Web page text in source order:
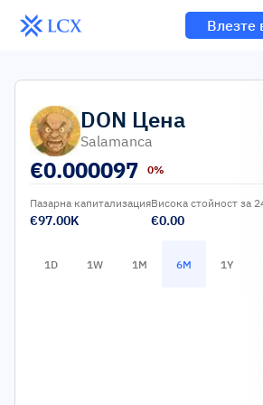
Влезте
DON Цена
Salamanca
€0.000097 0%
Пазарна капитализация
€97.00K
Висока стойност за
€0.00
1D 1W 1M 6M 1Y